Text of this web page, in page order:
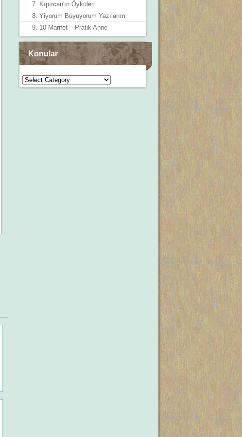
7. Kıpırcan'ın Öyküleri
8. Yiyorum Büyüyorum Yazılarım
9. 10 Marifet – Pratik Anne
Konular
Konular